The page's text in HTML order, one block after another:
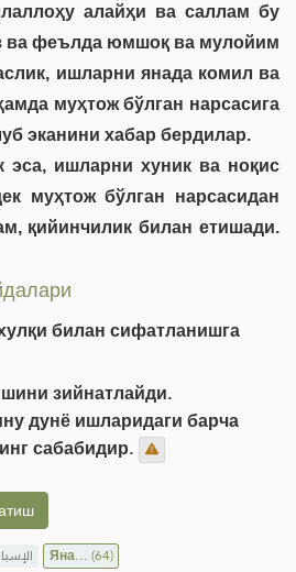
алайҳи ва саллам бу
ва феълда юмшоқ ва мулойим
ишларни янада комил ва
муҳтож бўлган нарсасига
эканини хабар бердилар.
эса, ишларни хуник ва ноқис
муҳтож бўлган нарсасидан
қийинчилик билан етишади.
билан сифатланишга
зийнатлайди.
дунё ишларидаги барча
сабабидир.
Яна...(64)